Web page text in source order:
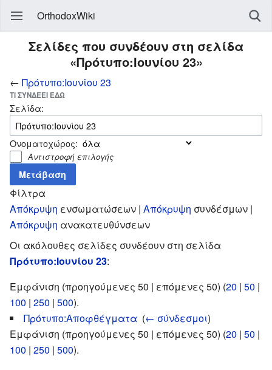
OrthodoxWiki
Σελίδες που συνδέουν στη σελίδα
«Πρότυπο:Ιουνίου 23»
← Πρότυπο:Ιουνίου 23
ΤΙ ΣΥΝΔΈΕΙ ΕΔΏ
Σελίδα:
Ονοματοχώρος:
Αντιστροφή επιλογής
Φίλτρα
Απόκρυψη ενσωματώσεων | Απόκρυψη συνδέσμων |
Απόκρυψη ανακατευθύνσεων
Οι ακόλουθες σελίδες συνδέουν στη σελίδα
Πρότυπο:Ιουνίου 23:
Εμφάνιση (προηγούμενες 50 | επόμενες 50) (20 | 50 |
100 | 250 | 500).
Πρότυπο:Αποφθέγματα (← σύνδεσμοι)
Εμφάνιση (προηγούμενες 50 | επόμενες 50) (20 | 50 |
100 | 250 | 500).